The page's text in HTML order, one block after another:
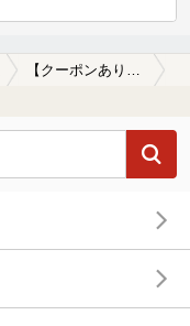
【クーポンあり】宿泊できる東京都新宿線周辺の温泉、日帰り温泉、スーパー銭湯を探す